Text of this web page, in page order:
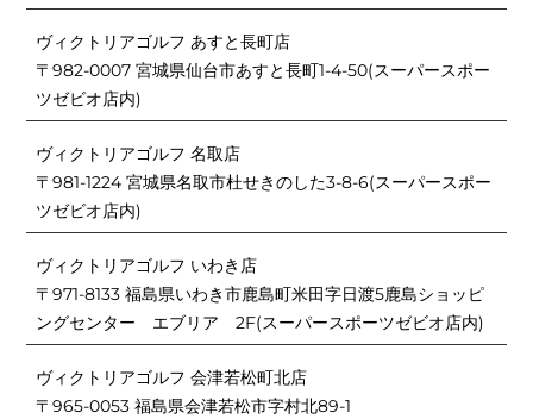
ヴィクトリアゴルフ あすと長町店
〒982-0007 宮城県仙台市あすと長町1-4-50(スーパースポー
ツゼビオ店内)
ヴィクトリアゴルフ 名取店
〒981-1224 宮城県名取市杜せきのした3-8-6(スーパースポー
ツゼビオ店内)
ヴィクトリアゴルフ いわき店
〒971-8133 福島県いわき市鹿島町米田字日渡5鹿島ショッピ
ングセンター エブリア 2F(スーパースポーツゼビオ店内)
ヴィクトリアゴルフ 会津若松町北店
〒965-0053 福島県会津若松市字村北89-1